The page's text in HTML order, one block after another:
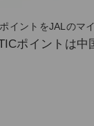
イントをJALのマ
ポイントは中